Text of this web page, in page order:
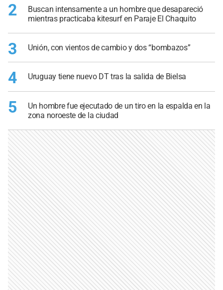
2
Buscan intensamente a un hombre que desapareció
mientras practicaba kitesurf en Paraje El Chaquito
3 Unión, con vientos de cambio y dos “bombazos”
4 Uruguay tiene nuevo DT tras la salida de Bielsa
5
Un hombre fue ejecutado de un tiro en la espalda en la
zona noroeste de la ciudad